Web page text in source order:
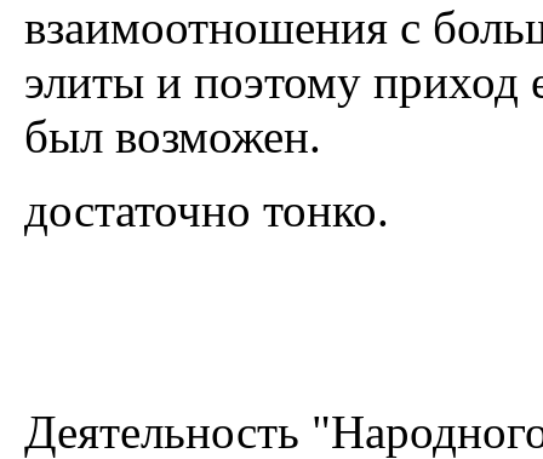
взаимоотношения с
элиты и поэтому
был возможен.
достаточно тонко.
Деятельность